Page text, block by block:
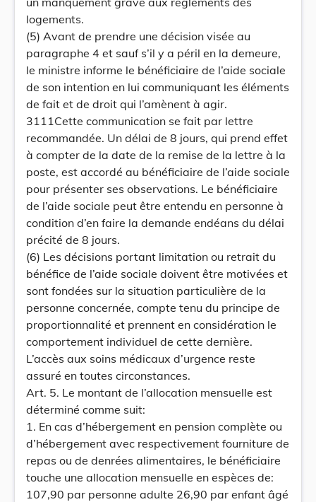
logements.
(5) Avant de prendre une décision visée au
paragraphe 4 et sauf s’il y a péril en la demeure,
le ministre informe le bénéficiaire de l’aide sociale
de son intention en lui communiquant les éléments
de fait et de droit qui l’amènent à agir.
3111Cette communication se fait par lettre
recommandée. Un délai de 8 jours, qui prend effet
à compter de la date de la remise de la lettre à la
poste, est accordé au bénéficiaire de l’aide sociale
pour présenter ses observations. Le bénéficiaire
de l’aide sociale peut être entendu en personne à
condition d’en faire la demande endéans du délai
précité de 8 jours.
(6) Les décisions portant limitation ou retrait du
bénéfice de l’aide sociale doivent être motivées et
sont fondées sur la situation particulière de la
personne concernée, compte tenu du principe de
proportionnalité et prennent en considération le
comportement individuel de cette dernière.
L’accès aux soins médicaux d’urgence reste
assuré en toutes circonstances.
Art. 5. Le montant de l’allocation mensuelle est
déterminé comme suit:
1. En cas d’hébergement en pension complète ou
d’hébergement avec respectivement fourniture de
repas ou de denrées alimentaires, le bénéficiaire
touche une allocation mensuelle en espèces de:
107,90 par personne adulte 26,90 par enfant âgé